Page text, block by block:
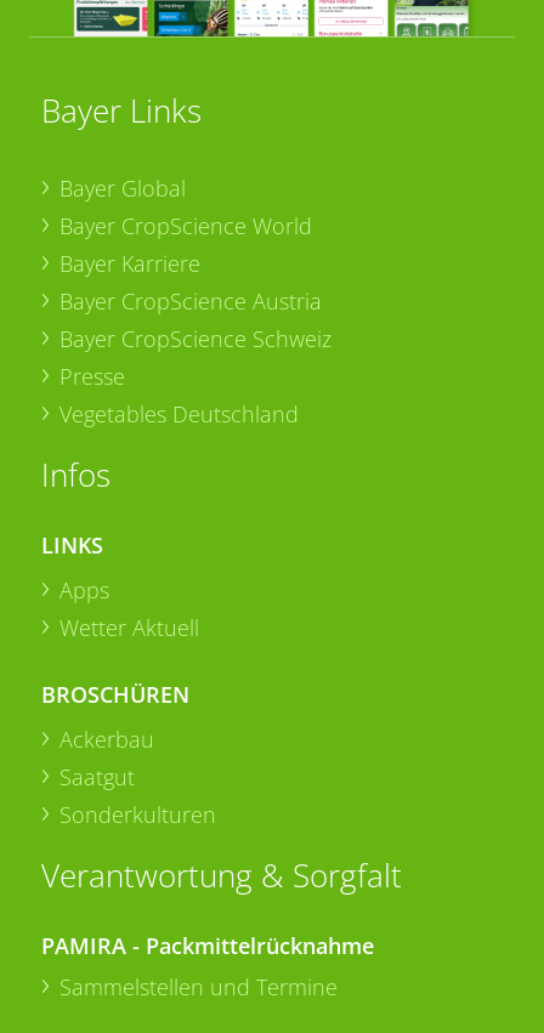
Bayer Links
Bayer Global
Bayer CropScience World
Bayer Karriere
Bayer CropScience Austria
Bayer CropScience Schweiz
Presse
Vegetables Deutschland
Infos
LINKS
Apps
Wetter Aktuell
BROSCHÜREN
Ackerbau
Saatgut
Sonderkulturen
Verantwortung & Sorgfalt
PAMIRA - Packmittelrücknahme
Sammelstellen und Termine